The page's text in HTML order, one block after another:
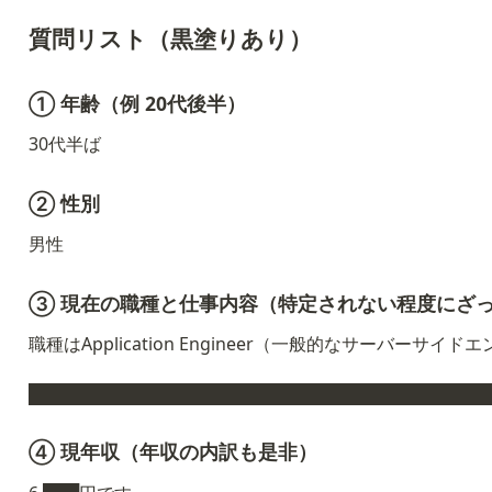
質問リスト（黒塗りあり）
① 年齢（例 20代後半）
30代半ば
② 性別
男性
③ 現在の職種と仕事内容（特定されない程度にざっ
職種はApplication Engineer（一般的なサーバーサイドエ
④ 現年収（年収の内訳も是非）